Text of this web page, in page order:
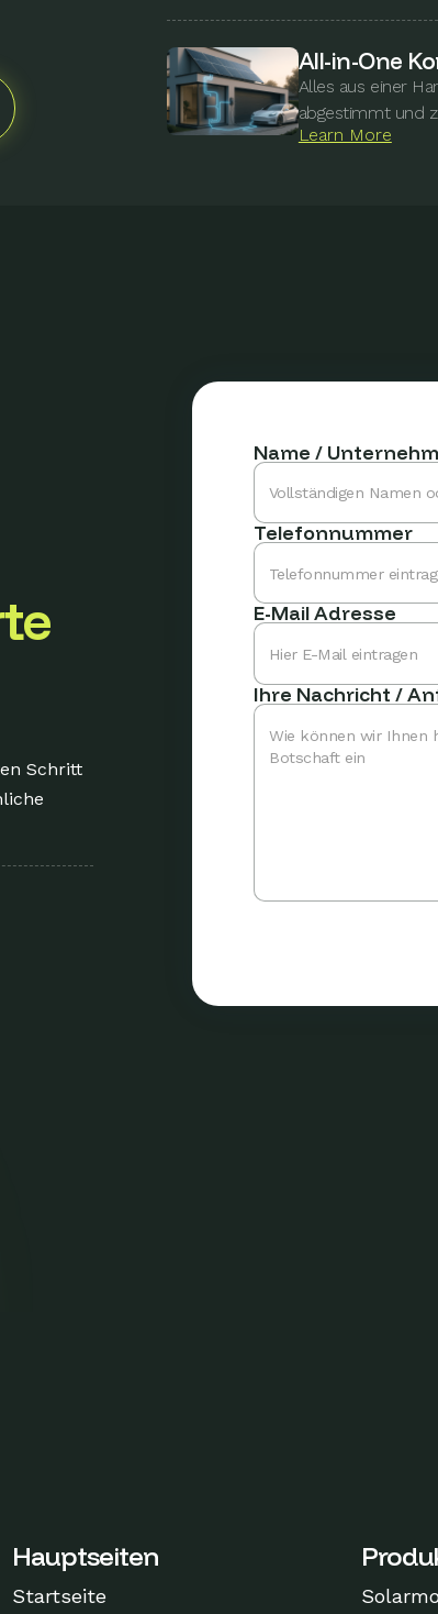
All-in-One
Alles aus einer
abgestimmt und
Learn More
Schritt
Name /
Telefonnummer
E-Mail Adresse
Ihre Nachricht /
Hauptseiten
Startseite